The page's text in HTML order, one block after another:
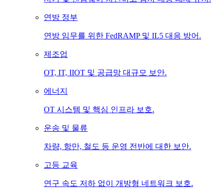
연방 정부
연방 임무를 위한 FedRAMP 및 IL5 대응 방어.
제조업
OT, IT, IIOT 및 공급망 대규모 보안.
에너지
OT 시스템 및 핵심 인프라 보호.
운송 및 물류
차량, 항만, 철도 등 운영 전반에 대한 보안.
고등 교육
연구 속도 저하 없이 개방형 네트워크 보호.